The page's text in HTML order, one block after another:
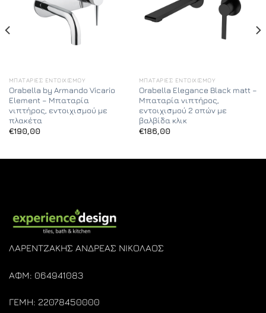
ΜΠΑΤΑΡΊΕΣ ΕΝΤΟΙΧΙΣΜΟΎ
Orabella by Armando Vicario
Element – Μπαταρία
νιπτήρος, εντοιχισμού με
πλακέτα
€190,00
ΜΠΑΤΑΡΊΕΣ ΕΝΤΟΙΧΙΣΜΟΎ
Orabella Elegance Black matt –
Μπαταρία νιπτήρος,
εντοιχισμού 2 οπών με
βαλβίδα κλικ
€186,00
ΛΑΡΕΝΤΖΑΚΗΣ ΑΝΔΡΕΑΣ ΝΙΚΟΛΑΟΣ
ΑΦΜ: 064941083
ΓΕΜΗ: 22078450000